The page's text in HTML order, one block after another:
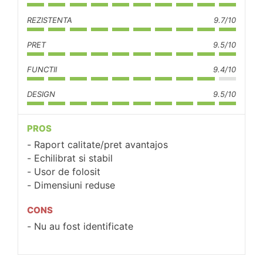
REZISTENTA 9.7/10
PRET 9.5/10
FUNCTII 9.4/10
DESIGN 9.5/10
PROS
Raport calitate/pret avantajos
Echilibrat si stabil
Usor de folosit
Dimensiuni reduse
CONS
Nu au fost identificate